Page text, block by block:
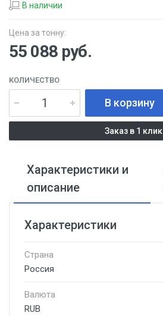
В наличии
Цена за тонну:
55 088 руб.
КОЛИЧЕСТВО
В корзину
Заказ в 1 клик
Характеристики и
описание
Характеристики
Страна
Россия
Валюта
RUB